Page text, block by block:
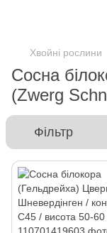
Хвойні рослини
Сосна
(Zwerg
Фільтр